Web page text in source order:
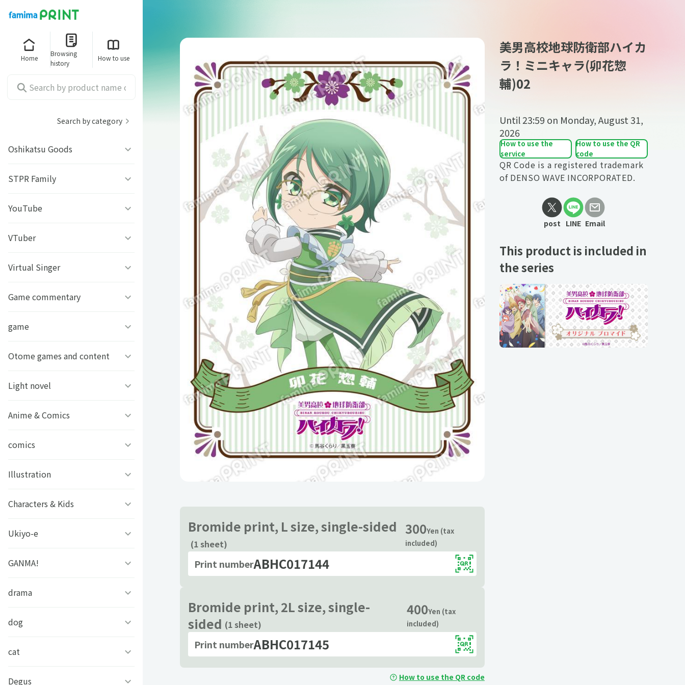
Home
Browsing
history
How to use
Search by category
Oshikatsu Goods
うちわシール
ファミッペ
うちわ背景
写真撮影背景
うちわ文字プリント
GIFUSHO 岐阜県立岐阜商
芸艸堂 推し祈願お守り
STPR Family
AMPTAKｘCOLORS
すとぷり
すにすて - SneakerStep
めておら - Meteorites -
騎士X - Knight X -
とぅるりぷ - True&Lip
YouTube
ねこほうチャンネル
ぼくたちのあそびば
ププ
豆柴富とのふたり暮らし
VTuber
VASE
クラーテイル
ななし学園 方言研究会
描乃EMOイラストシリーズ
Art Stone Entertainment
Virtual Singer
TOKYO6キャラクターズ
Game commentary
アマル
ストグラカップル
モノパスイーツフェス
game
フライハイトクラウディア
ゲームその他
アイドルデスゲームTV
原神
ファタモルガーナの館
グリモア
ドールズフロントライン
2：エクシリウム
Otome games and content
Clock over ORQUESTA
ときめきメモリアル Girl’s
Light novel
ビーンズ文庫24周年
MFブックス
ビーズログ文庫創刊19周年
Anime & Comics
聖女の魔力は万能です
ゲッターロボアーク
SELECTION PROJECT
OVA「薄桜鬼」
スローループ
虫かぶり姫
おそ松さん 英語で東京案内
銀魂シリーズ
comics
#こいさん 恋と参考書
ソラノヤ
あおき
Illustration
京都の三毛猫さん
西條ユリカ
水鏡ひづめ
ぽぽち
中村美遥
#今日のパンダ
Characters & Kids
どっちが強い!?
ぼのぼの
かいじゅうせかいせいふく
チャギントンプログラミン
Ukiyo-e
浮世絵ファミマプリント
芸艸堂 北斎漫画
GANMA!
女子力高めな獅子原くん
兄だったモノ
drama
フェイクファクトリップス
dog
cat
ひのき猫
Degus
Bromide print, L size, single-sided
(1 sheet)
300Yen (tax
included)
Print numberABHC017144
Bromide print, 2L size, single-
sided (1 sheet)
400Yen (tax
included)
Print numberABHC017145
How to use the QR code
美男高校地球防衛部ハイカ
ラ！ミニキャラ(卯花惣
輔)02
Until23:59 on Monday, August 31,
2026
How to use the
service
How to use the QR
code
QR Code is a registered trademark
of DENSO WAVE INCORPORATED.
post LINE Email
This product is included in
the series